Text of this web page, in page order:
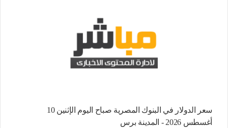
سعر الدولار في البنوك المصرية صباح اليوم الإثنين 10
أغسطس 2026 - المدينة برس